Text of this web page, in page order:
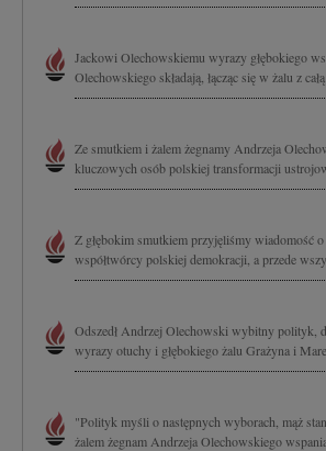
Jackowi Olechowskiemu wyrazy głębokiego
Olechowskiego składają, łącząc się w żalu z
Ze smutkiem i żalem żegnamy Andrzeja
kluczowych osób polskiej transformacji
Z głębokim smutkiem przyjęliśmy wiadomość
współtwórcy polskiej demokracji, a przede
Odszedł Andrzej Olechowski wybitny polityk,
wyrazy otuchy i głębokiego żalu Grażyna i
"Polityk myśli o następnych wyborach, mąż
żalem żegnam Andrzeja Olechowskiego